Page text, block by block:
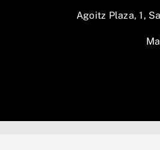
Agoitz Plaza, 1,